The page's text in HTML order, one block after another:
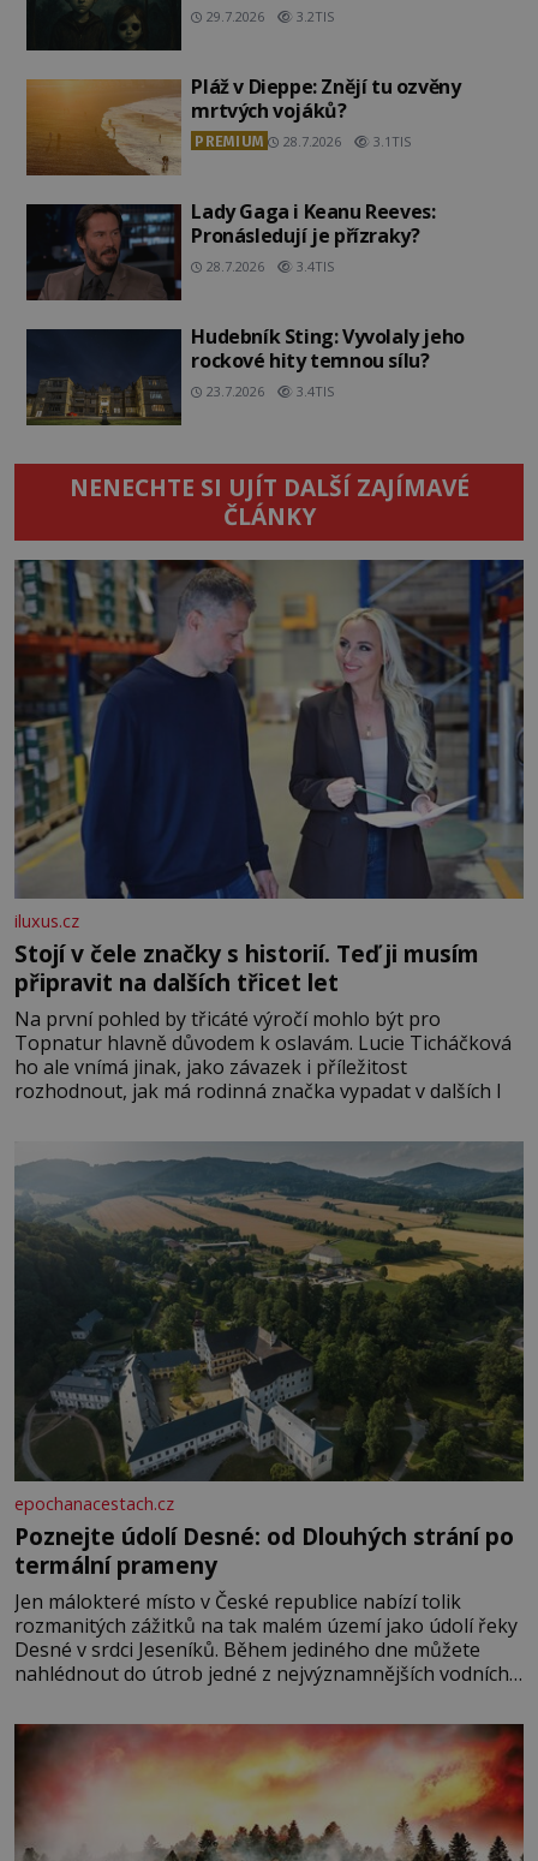
29.7.2026 3.2TIS
Pláž v Dieppe: Znějí tu ozvěny
mrtvých vojáků?
PREMIUM 28.7.2026 3.1TIS
Lady Gaga i Keanu Reeves:
Pronásledují je přízraky?
28.7.2026 3.4TIS
Hudebník Sting: Vyvolaly jeho
rockové hity temnou sílu?
23.7.2026 3.4TIS
NENECHTE SI UJÍT DALŠÍ ZAJÍMAVÉ
ČLÁNKY
iluxus.cz
Stojí v čele značky s historií. Teď ji musím
připravit na dalších třicet let
Na první pohled by třicáté výročí mohlo být pro
Topnatur hlavně důvodem k oslavám. Lucie Ticháčková
ho ale vnímá jinak, jako závazek i příležitost
rozhodnout, jak má rodinná značka vypadat v dalších l
epochanacestach.cz
Poznejte údolí Desné: od Dlouhých strání po
termální prameny
Jen málokteré místo v České republice nabízí tolik
rozmanitých zážitků na tak malém území jako údolí řeky
Desné v srdci Jeseníků. Během jediného dne můžete
nahlédnout do útrob jedné z nejvýznamnějších vodních
se na koloběžce a den zakončit poznáváním památek ve
Velkých Losinách nebo v termálním